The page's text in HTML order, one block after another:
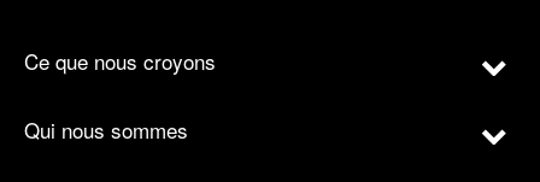
Ce que nous croyons
Qui nous sommes